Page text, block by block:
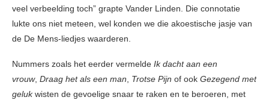
veel verbeelding toch” grapte Vander Linden. Die connotatie
lukte ons niet meteen, wel konden we die akoestische jasje van
de De Mens-liedjes waarderen.
Nummers zoals het eerder vermelde Ik dacht aan een
vrouw, Draag het als een man, Trotse Pijn of ook Gezegend met
gelukwisten de gevoelige snaar te raken en te beroeren, met